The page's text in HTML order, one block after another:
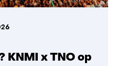
KNMI x TNO op